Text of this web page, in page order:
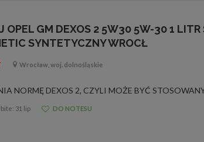
OPEL GM DEXOS 2 5W30 5W-30 1
SYNTETYCZNY WROCŁ
Wrocław, woj. dolnośląskie
31 lip DO NOTESU